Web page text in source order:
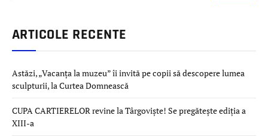
ARTICOLE RECENTE
Astăzi, „Vacanța la muzeu” îi invită pe copii să descopere lumea
sculpturii, la Curtea Domnească
CUPA CARTIERELOR revine la Târgoviște! Se pregătește ediția a
XIII-a